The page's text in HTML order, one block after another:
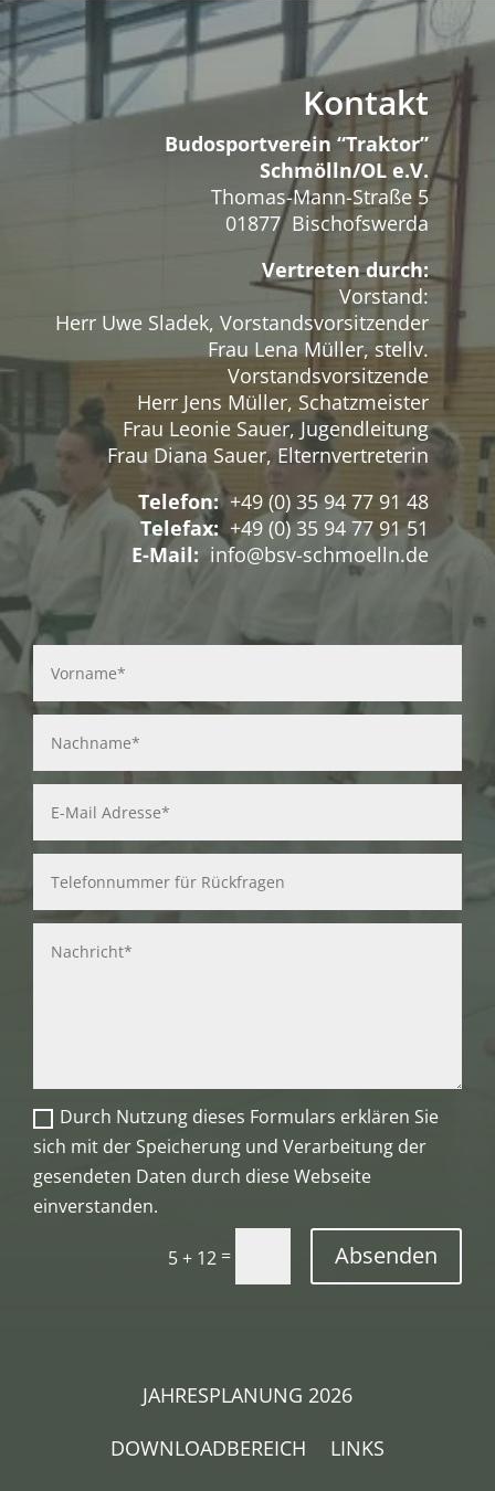
Kontakt
Budosportverein “Traktor”
Schmölln/OL e.V.
Thomas-Mann-Straße 5
01877 Bischofswerda
Vertreten durch:
Vorstand:
Herr Uwe Sladek, Vorstandsvorsitzender
Frau Lena Müller, stellv.
Vorstandsvorsitzende
Herr Jens Müller, Schatzmeister
Frau Leonie Sauer, Jugendleitung
Frau Diana Sauer, Elternvertreterin
Telefon:+49 (0) 35 94 77 91 48
Telefax: +49 (0) 35 94 77 91 51
E-Mail: info@bsv-schmoelln.de
Durch Nutzung dieses Formulars erklären Sie
sich mit der Speicherung und Verarbeitung der
gesendeten Daten durch diese Webseite
einverstanden.
5 + 12 = Absenden
JAHRESPLANUNG 2026
DOWNLOADBEREICH
LINKS